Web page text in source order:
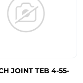
JOINT TEB 4-55-